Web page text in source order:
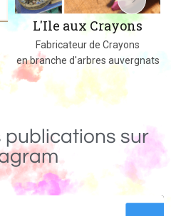
Un Monde de Bois
Des jeux, jouets et objets en bois
massif fabriqués dans le 02
publications sur